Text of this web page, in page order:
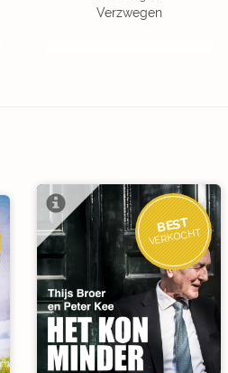
Verzwegen
BEST
VERKOCHT